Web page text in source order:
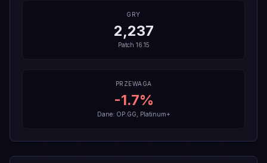
GRY
2,237
Patch 16.15
PRZEWAGA
-1.7%
Dane: OP.GG, Platinum+